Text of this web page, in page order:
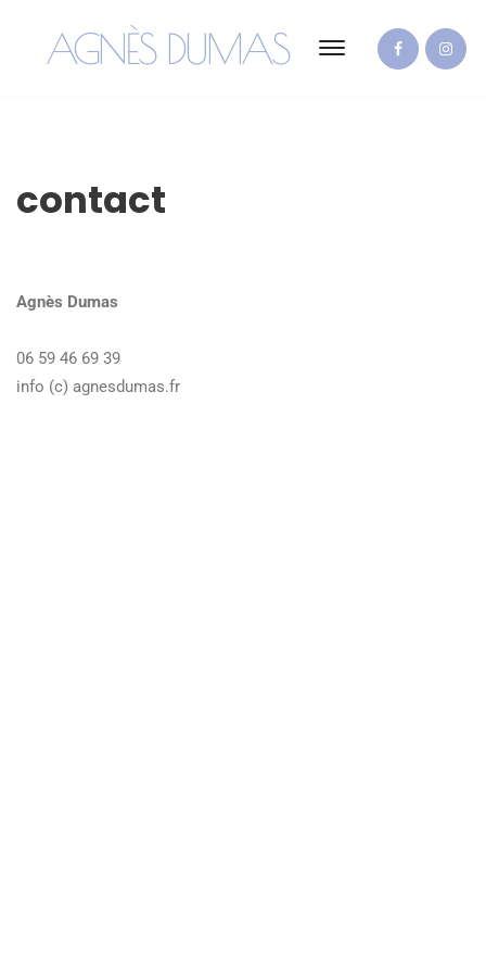
AGNÈS DUMAS
contact
Agnès Dumas
06 59 46 69 39
info (c) agnesdumas.fr